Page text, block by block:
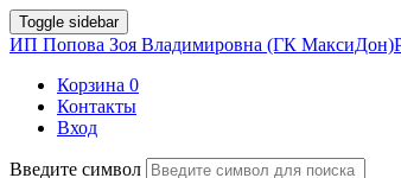
Toggle sidebar
ИП Попова Зоя Владимировна (ГК МаксиДон)
Корзина 0
Контакты
Вход
Введите символ